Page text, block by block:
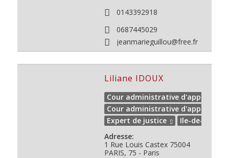
0143392918
0687445029
jeanmarieguillou@free.fr
Liliane IDOUX
Cour administrative d'appel de
Cour administrative d'appel de
Expert de justice
Ile-de-France
Adresse:
1 Rue Louis Castex 75004
PARIS, 75 - Paris